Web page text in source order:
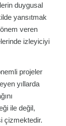
duygusal
yansıtmak
veren
izleyiciyi
projeler
yıllarda
ile değil,
çizmektedir.